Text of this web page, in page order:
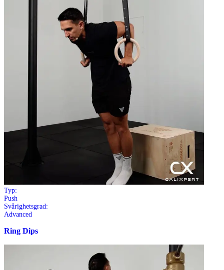
Typ:
Push
Svårighetsgrad:
Advanced
Ring Dips